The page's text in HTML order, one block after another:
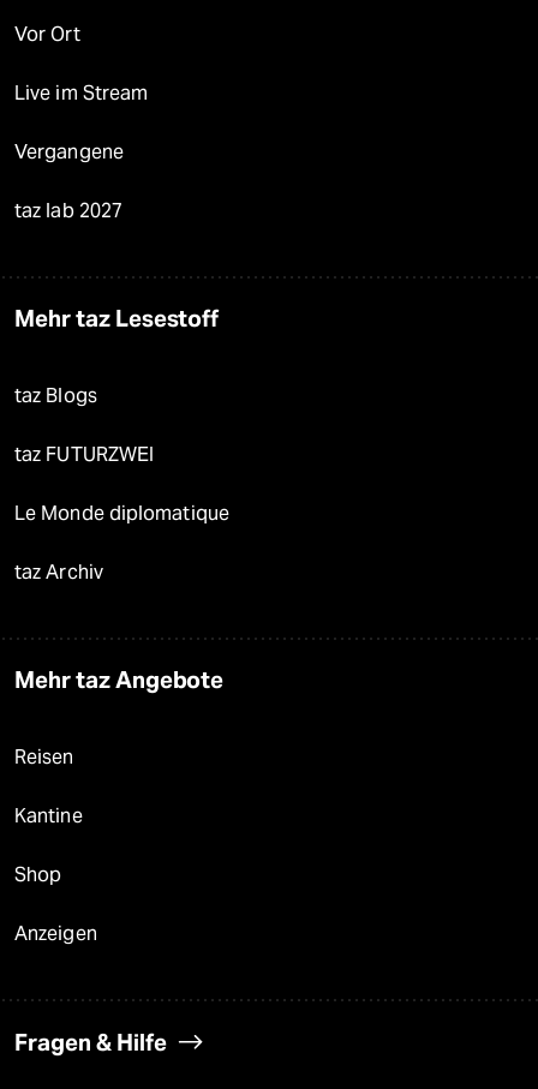
Vor Ort
Live im Stream
Vergangene
taz lab 2027
Mehr taz Lesestoff
taz Blogs
taz FUTURZWEI
Le Monde diplomatique
taz Archiv
Mehr taz Angebote
Reisen
Kantine
Shop
Anzeigen
Fragen & Hilfe